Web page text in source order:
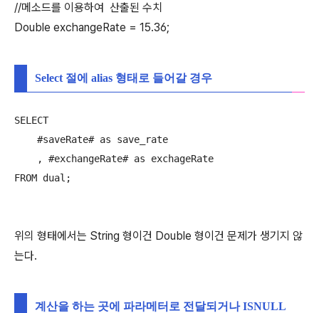
//메소드를 이용하여 산출된 수치
Double exchangeRate = 15.36;
Select 절에 alias 형태로 들어갈 경우
SELECT
    #saveRate# as save_rate
    , #exchangeRate# as exchageRate
FROM dual;
위의 형태에서는 String 형이건 Double 형이건 문제가 생기지 않
는다.
계산을 하는 곳에 파라메터로 전달되거나 ISNULL